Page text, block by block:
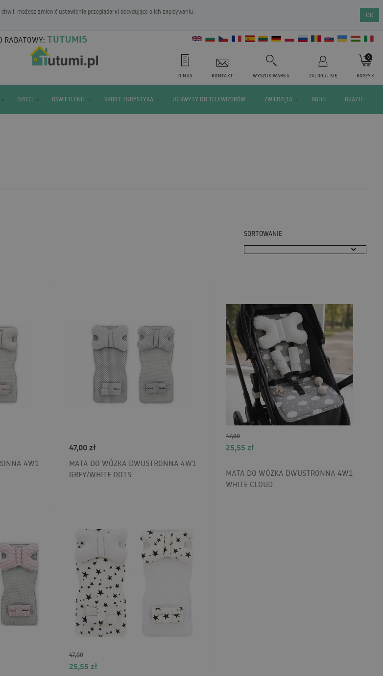
możesz zmienić ustawienia przeglądarki decydujące o ich zapisywaniu.
OK
RABATOWY: TUTUMI5
O NAS KONTAKT WYSZUKIWARKA ZALOGUJ SIĘ KOSZYK
0
DZIECI OŚWIETLENIE SPORT TURYSTYKA UCHWYTY DO TELEWIZORÓW ZWIERZĘTA BOHO OKAZJE
SORTOWANIE
4W1
47,00zł
MATA DO WÓZKA DWUSTRONNA 4W1
GREY/WHITE DOTS
47,00
25,55zł
MATA DO WÓZKA DWUSTRONNA 4W1
WHITE CLOUD
47,00
25,55 zł